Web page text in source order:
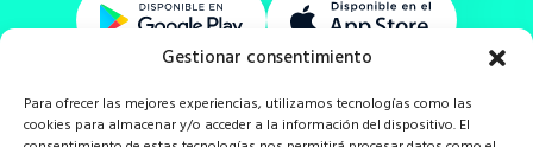
Gestionar consentimiento
Para ofrecer las mejores experiencias, utilizamos tecnologías como las
cookies para almacenar y/o acceder a la información del dispositivo. El